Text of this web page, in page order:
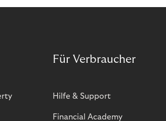
Für Verbraucher
Hilfe & Support
Financial Academy